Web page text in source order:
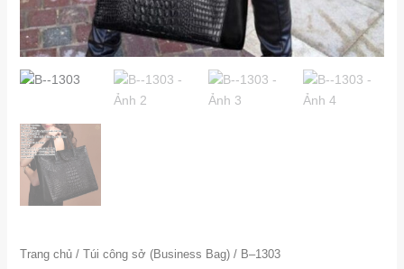
Trang chủ/ Túi công sở (Business Bag)/ B–1303